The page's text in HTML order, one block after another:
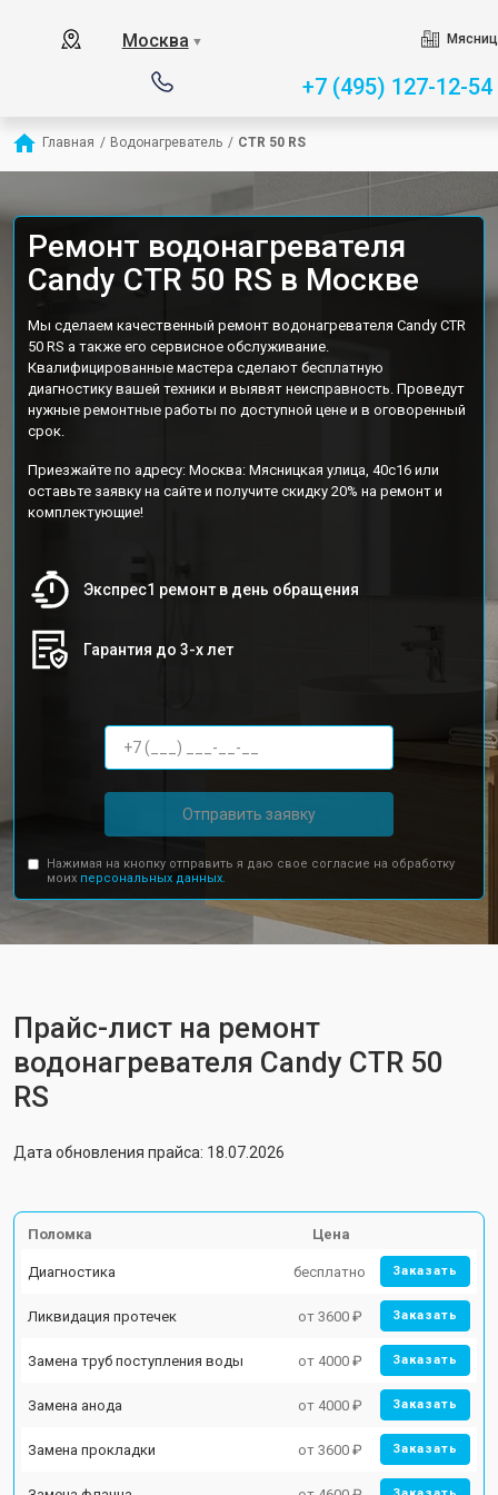
Москва ▼
+7 (495) 127-12-54
Главная / Водонагреватель / CTR 50 RS
Ремонт водонагревателя
Candy CTR 50 RS в Москве
Мы сделаем качественный ремонт водонагревателя Candy CTR
50 RS а также его сервисное обслуживание.
Квалифицированные мастера сделают бесплатную
диагностику вашей техники и выявят неисправность. Проведут
нужные ремонтные работы по доступной цене и в оговоренный
срок.
Приезжайте по адресу: Москва: Мясницкая улица, 40с16 или
оставьте заявку на сайте и получите скидку 20% на ремонт и
комплектующие!
Экспрес1 ремонт в день обращения
Гарантия до 3-х лет
Отправить заявку
Нажимая на кнопку отправить я даю свое согласие на обработку
моих персональных данных.
Прайс-лист на ремонт
водонагревателя Candy CTR 50
RS
Дата обновления прайса: 18.07.2026
Поломка Цена
Диагностика бесплатно Заказать
Ликвидация протечек от 3600 ₽ Заказать
Замена труб поступления воды от 4000 ₽ Заказать
Замена анода от 4000 ₽ Заказать
Замена прокладки от 3600 ₽ Заказать